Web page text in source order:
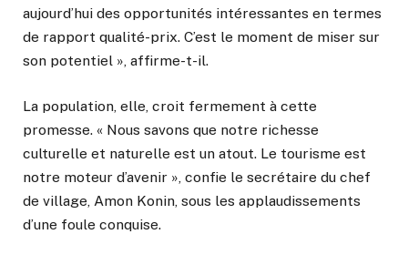
aujourd’hui des opportunités intéressantes en termes
de rapport qualité-prix. C’est le moment de miser sur
son potentiel », affirme-t-il.
La population, elle, croit fermement à cette
promesse. « Nous savons que notre richesse
culturelle et naturelle est un atout. Le tourisme est
notre moteur d’avenir », confie le secrétaire du chef
de village, Amon Konin, sous les applaudissements
d’une foule conquise.